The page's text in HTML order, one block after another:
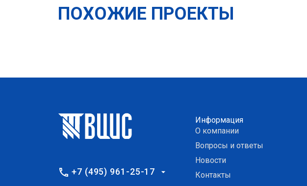
ПОХОЖИЕ ПРОЕКТЫ
+7 (495) 961-25-17
Информация
О компании
Вопросы и ответы
Новости
Контакты